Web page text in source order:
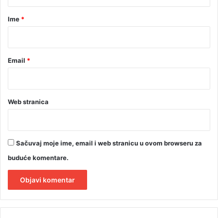
rIme *
Email *
Web stranica
Sačuvaj moje ime, email i web stranicu u ovom browseru za
buduće komentare.